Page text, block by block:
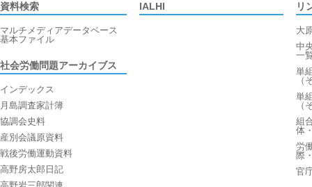
資料検索
マルチメディアデータベース
基本ファイル
社会労働問題アーカイブス
インデックス
月島調査家計簿
協調会史料
産別会議原資料
戦後労働運動資料
高野房太郎日記
IALHI リ
大
中
一
単
（
単
（
組
体
労
際
官